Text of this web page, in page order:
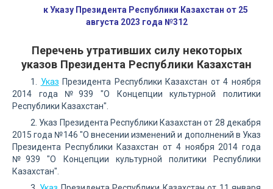
к Указу Президента Республики Казахстан от 25
августа 2023 года №312
Перечень утративших силу некоторых
указов Президента Республики Казахстан
1. Указ Президента Республики Казахстан от 4 ноября
2014 года №939 "О Концепции культурной политики
Республики Казахстан".
2. Указ Президента Республики Казахстан от 28 декабря
2015 года №146 "О внесении изменений и дополнений в Указ
Президента Республики Казахстан от 4 ноября 2014 года
№939 "О Концепции культурной политики Республики
Казахстан".